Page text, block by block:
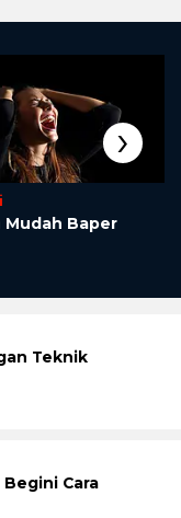
Mudah Baper
›
Teknik
Cara